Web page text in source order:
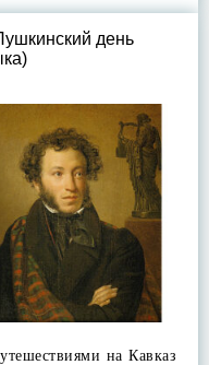
день
на Кавказ